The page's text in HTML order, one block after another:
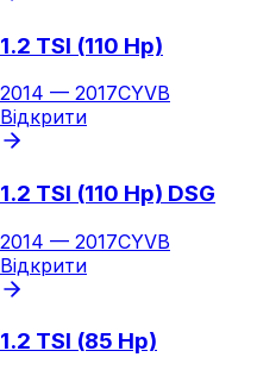
1.2 TSI (110 Hp)
2014 — 2017CYVB
Відкрити
1.2 TSI (110 Hp) DSG
2014 — 2017CYVB
Відкрити
1.2 TSI (85 Hp)